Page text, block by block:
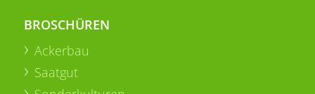
BROSCHÜREN
Ackerbau
Saatgut